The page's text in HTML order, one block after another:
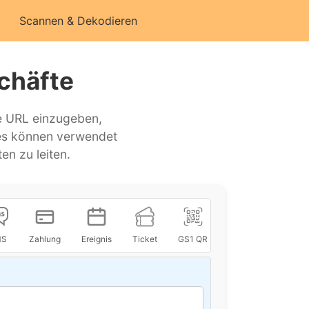
Scannen & Dekodieren
einzugeben,
können verwendet
zu leiten.
Zahlung Ereignis Ticket GS1 QR